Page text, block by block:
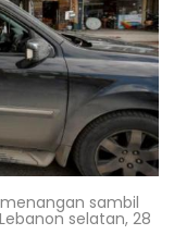
sambil
selatan, 28